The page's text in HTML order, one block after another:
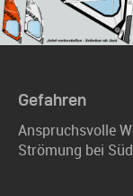
Gefahren
Anspruchsvolle
Strömung bei